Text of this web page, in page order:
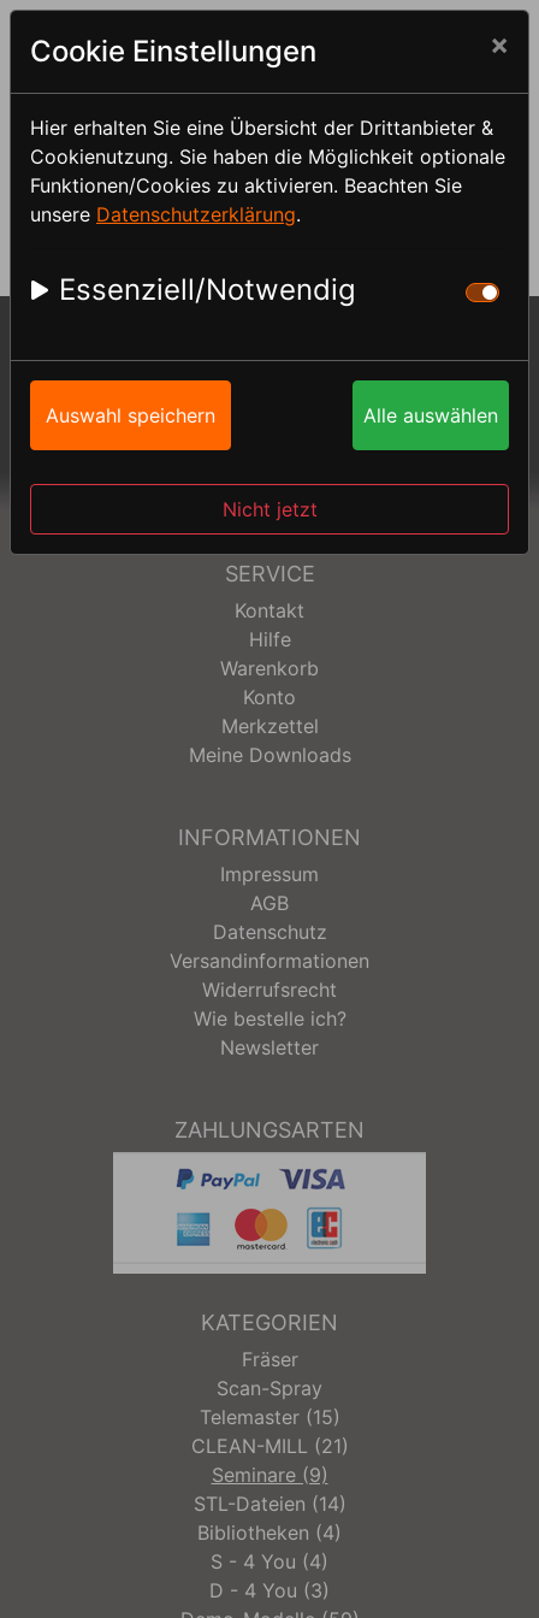
Anmelden
Sie sind hier: Seminare
Juli 2026
SERVICE
Kontakt
Hilfe
Warenkorb
Konto
Merkzettel
Meine Downloads
INFORMATIONEN
Impressum
AGB
Datenschutz
Versandinformationen
Widerrufsrecht
Wie bestelle ich?
Newsletter
ZAHLUNGSARTEN
KATEGORIEN
Fräser
Scan-Spray
Telemaster (15)
CLEAN-MILL (21)
Seminare (9)
STL-Dateien (14)
Bibliotheken (4)
S - 4 You (4)
D - 4 You (3)
Cookie Einstellungen ×
Hier erhalten Sie eine Übersicht der Drittanbieter &
Cookienutzung. Sie haben die Möglichkeit optionale
Funktionen/Cookies zu aktivieren. Beachten Sie
unsere Datenschutzerklärung.
Essenziell/Notwendig
Auswahl speichern Alle auswählen
Nicht jetzt